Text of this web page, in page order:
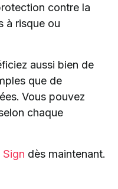
contre la
à risque ou
aussi bien de
que de
Vous pouvez
chaque
Sign dès maintenant.